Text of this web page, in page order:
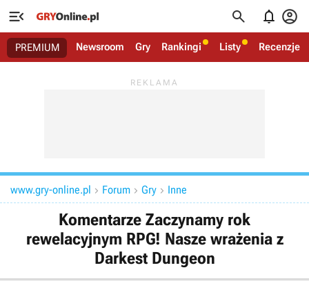
   
PREMIUM Newsroom Gry Rankingi Listy Recenzje
www.gry-online.pl  Forum  Gry  Inne
Komentarze Zaczynamy rok
rewelacyjnym RPG! Nasze wrażenia z
Darkest Dungeon